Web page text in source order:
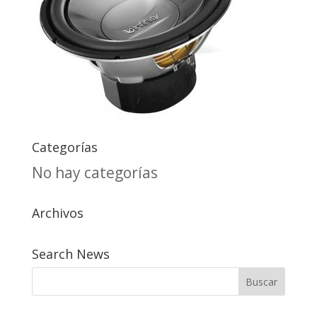
Categorías
No hay categorías
Archivos
Search News